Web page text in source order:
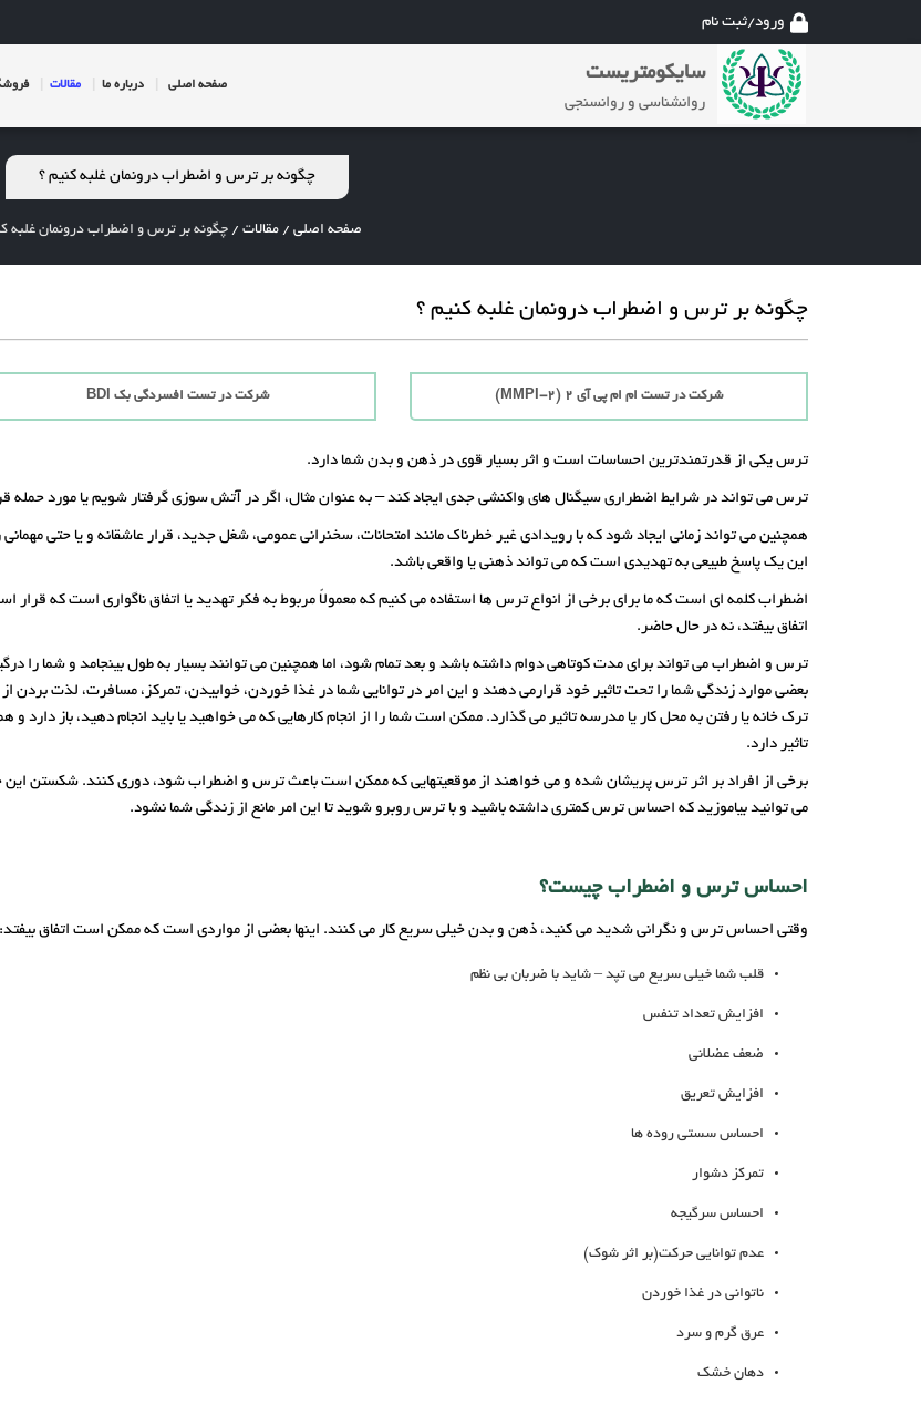
ورود/ثبت نام
سایکومتریست
روانشناسی و روانسنجی
صفحه اصلی درباره ما مقالات
چگونه بر ترس و اضطراب درونمان غلبه کنیم ؟
صفحه اصلی /مقالات /چگونه بر ترس و اضطراب درونمان غلبه
چگونه بر ترس و اضطراب درونمان غلبه کنیم ؟
شرکت در تست ام ام پی آی 2 (MMPI-2) شرکت در تست افسردگی بک BDI
ترس یکی از قدرتمندترین احساسات است و اثر بسیار قوی در ذهن و بدن شما دارد.
ترس می تواند در شرایط اضطراری سیگنال های واکنشی جدی ایجاد کند – به عنوان مثال، اگر در آتش سوزی گرفتار شویم یا مورد حمله
همچنین می تواند زمانی ایجاد شود که با رویدادی غیر خطرناک مانند امتحانات، سخنرانی عمومی، شغل جدید، قرار عاشقانه و یا حتی
این یک پاسخ طبیعی به تهدیدی است که می تواند ذهنی یا واقعی باشد.
اضطراب کلمه ای است که ما برای برخی از انواع ترس ها استفاده می کنیم که معمولاً مربوط به فکر تهدید یا اتفاق ناگواری است که قرار
اتفاق بیفتد، نه در حال حاضر.
ترس و اضطراب می تواند برای مدت کوتاهی دوام داشته باشد و بعد تمام شود، اما همچنین می توانند بسیار به طول بینجامد و شما را
بعضی موارد زندگی شما را تحت تاثیر خود قرارمی دهند و این امر در توانایی شما در غذا خوردن، خوابیدن، تمرکز، مسافرت، لذت بردن
ترک خانه یا رفتن به محل کار یا مدرسه تاثیر می گذارد. ممکن است شما را از انجام کارهایی که می خواهید یا باید انجام دهید، باز دارد و
تاثیر دارد.
برخی از افراد بر اثر ترس پریشان شده و می خواهند از موقعیتهایی که ممکن است باعث ترس و اضطراب شود، دوری کنند. شکستن این
می توانید بیاموزید که احساس ترس کمتری داشته باشید و با ترس روبرو شوید تا این امر مانع از زندگی شما نشود.
احساس ترس و اضطراب چیست؟
وقتی احساس ترس و نگرانی شدید می کنید، ذهن و بدن خیلی سریع کار می کنند. اینها بعضی از مواردی است که ممکن است اتفاق بیفتد:
قلب شما خیلی سریع می تپد – شاید با ضربان بی نظم
افزایش تعداد تنفس
ضعف عضلانی
افزایش تعریق
احساس سستی روده ها
تمرکز دشوار
احساس سرگیجه
عدم توانایی حرکت(بر اثر شوک)
ناتوانی در غذا خوردن
عرق گرم و سرد
دهان خشک